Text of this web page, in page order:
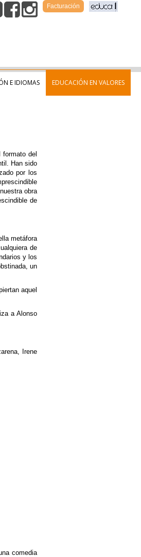
Facturación
E IDIOMAS EDUCACIÓN EN VALORES
del
Han sido
por los
obra
de
metáfora
de
y los
un
aquel
a Alonso
Irene
comedia